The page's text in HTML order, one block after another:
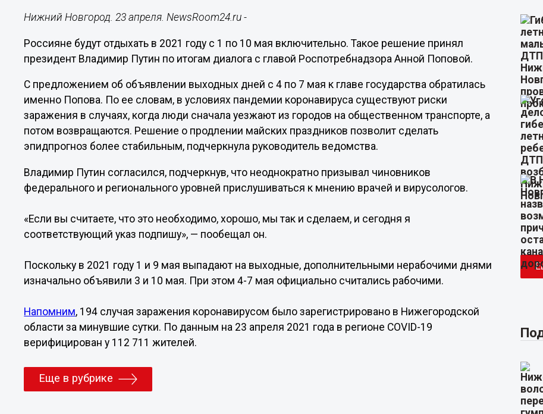
Нижний Новгород. 23 апреля. NewsRoom24.ru -
Россияне будут отдыхать в 2021 году с 1 по 10 мая включительно. Такое решение принял
президент Владимир Путин по итогам диалога с главой Роспотребнадзора Анной Поповой.
С предложением об объявлении выходных дней с 4 по 7 мая к главе государства обратилась
именно Попова. По ее словам, в условиях пандемии коронавируса существуют риски
заражения в случаях, когда люди сначала уезжают из городов на общественном транспорте, а
потом возвращаются. Решение о продлении майских праздников позволит сделать
эпидпрогноз более стабильным, подчеркнула руководитель ведомства.
Владимир Путин согласился, подчеркнув, что неоднократно призывал чиновников
федерального и регионального уровней прислушиваться к мнению врачей и вирусологов.
«Если вы считаете, что это необходимо, хорошо, мы так и сделаем, и сегодня я
соответствующий указ подпишу», — пообещал он.
Поскольку в 2021 году 1 и 9 мая выпадают на выходные, дополнительными нерабочими днями
изначально объявили 3 и 10 мая. При этом 4-7 мая официально считались рабочими.
Напомним, 194 случая заражения коронавирусом было зарегистрировано в Нижегородской
области за минувшие сутки. По данным на 23 апреля 2021 года в регионе COVID-19
верифицирован у 112 711 жителей.
Еще в рубрике